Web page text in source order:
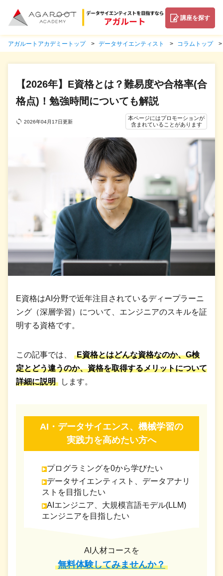
講座を探す
アガルートアカデミートップ データサイエンティスト コラムトップ
【2026年】E資格とは？難易度や合格率(合
格点)！勉強時間についても解説
2026年04月17日更新
本ページにはプロモーションが
含まれていることがあります
E資格はAI分野で近年注目されているディープラーニ
ング（深層学習）について、エンジニアのスキルを証
明する資格です。
この記事では、
E資格とはどんな資格なのか、G検
定とどう違うのか、資格を取得するメリットについて
詳細に説明
します。
AI・データサイエンス、機械学習の
実践力を高めたい方へ
プログラミングを0から学びたい
データサイエンティスト、データアナリ
ストを目指したい
AIエンジニア、大規模言語モデル(LLM)
エンジニアを目指したい
AI人材コースを
無料体験してみませんか？